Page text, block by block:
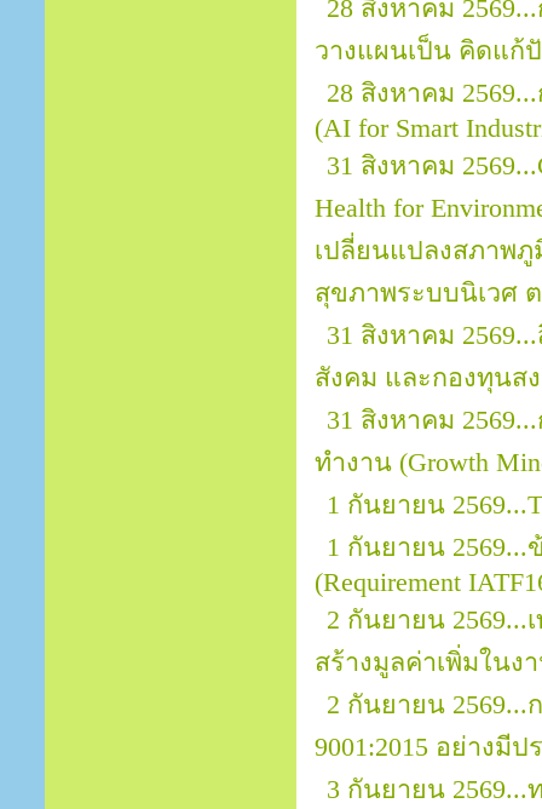
28 สิงหาคม
วางแผนเป็น คิดแก้ปั
28 สิงหาคม
(AI for Smart
31 สิงหาคม
Health for
เปลี่ยนแปลงสภาพ
สุขภาพระบบนิเวศ
31 สิงหาคม
สังคม และกองทุนส
31 สิงหาคม
ทำงาน (Growth
1 กันยายน
1 กันยายน
(Requirement
2 กันยายน 2569...
สร้างมูลค่าเพิ่มในง
2 กันยายน 2569...
9001:2015 อย่างมี
3 กันยายน